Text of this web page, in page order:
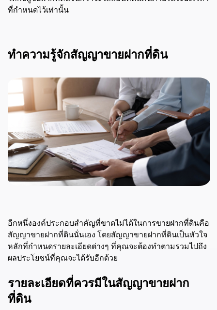
ที่กำหนดไว้เท่านั้น
ทำความรู้จักสัญญาขายฝากที่ดิน
อีกหนึ่งองค์ประกอบสำคัญที่ขาดไม่ได้ในการขายฝากที่ดินคือ
สัญญาขายฝากที่ดินนั่นเอง โดยสัญญาขายฝากที่ดินเป็นหัวใจ
หลักที่กำหนดรายละเอียดต่างๆ ที่คุณจะต้องทำตามรวมไปถึง
ผลประโยชน์ที่คุณจะได้รับอีกด้วย
รายละเอียดที่ควรมีในสัญญาขายฝาก
ที่ดิน